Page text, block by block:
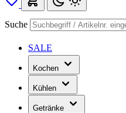
Suche
SALE
Kochen
Kühlen
Getränke